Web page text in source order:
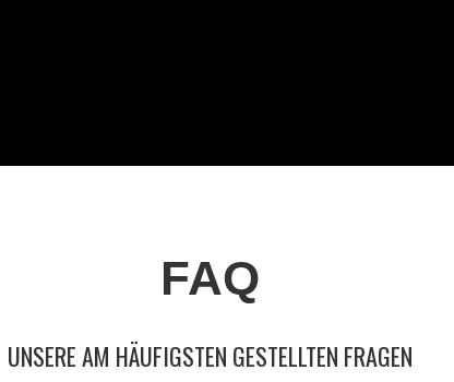
FAQ
UNSERE AM HÄUFIGSTEN GESTELLTEN FRAGEN